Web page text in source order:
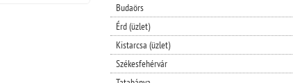
Budaörs
Érd (üzlet)
Kistarcsa (üzlet)
Székesfehérvár